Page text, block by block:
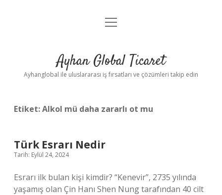
Anasayfa
Yasal Uyarı
menüyü
Ayhan Global Ticaret
Ayhanglobal ile uluslararası iş fırsatları ve çözümleri takip edin
Etiket:Alkol mü daha zararlı ot mu
Türk Esrarı Nedir
Tarih: Eylül 24, 2024
Esrarı ilk bulan kişi kimdir? “Kenevir”, 2735 yılında
yaşamış olan Çin Hanı Shen Nung tarafından 40 cilt